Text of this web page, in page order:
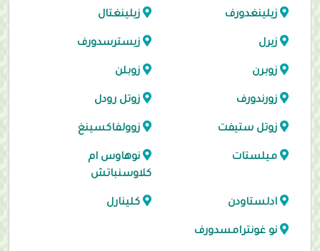
زيلينغدورف زيلينغتال
زيرل زيسترسدورف
زوبرن زوبلن
زورندورف زوتل رودل
زوتل ستيفت زوولفاكسينغ
ميلستات
نوهاوس ام
كلاوسنباتش
ادلستاودن كلينارل
نو غونترامسدورف